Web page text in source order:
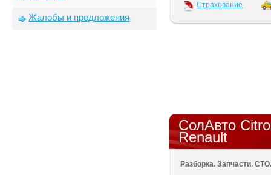
Жалобы и предложения
Страхование
СолАвто
Renault
Разборка. Запчасти.